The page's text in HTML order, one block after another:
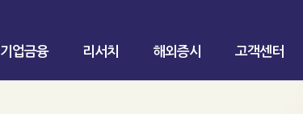
기업금융 리서치 해외증시 고객센터